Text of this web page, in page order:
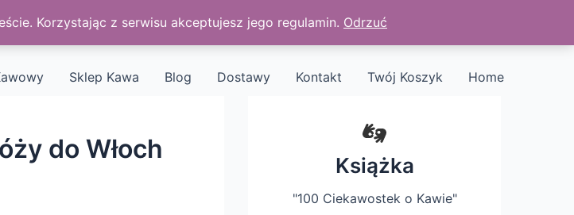
Korzystając z serwisu akceptujesz jego regulamin. Odrzuć
Sklep Kawa Blog Dostawy Kontakt Twój Koszyk Home
do Włoch
Książka
"100 Ciekawostek o Kawie"